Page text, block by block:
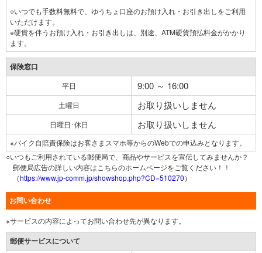
○いつでも手数料無料で、ゆうちょ口座のお預け入れ・お引き出しをご利用
いただけます。
※硬貨を伴うお預け入れ・お引き出しは、別途、ATM硬貨預払料金がかかり
ます。
保険窓口
平日 9:00 ～ 16:00
土曜日 お取り扱いしません
日曜日･休日 お取り扱いしません
※バイク自賠責保険はお客さまスマホ等からのWebでの申込みとなります。
○いつもご利用されている郵便局で、商品やサービスを宣伝してみませんか？
郵便局広告の詳しい内容はこちらのホームページをご覧ください！！
（https://www.jp-comm.jp/showshop.php?CD=510270）
お問い合わせ
※サービスの内容によってお問い合わせ先が異なります。
郵便サービスについて